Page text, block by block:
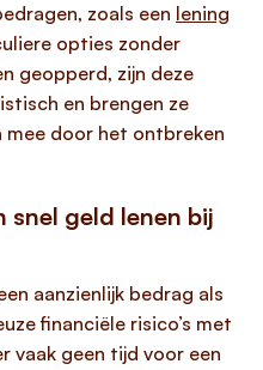
zoals een lening
opties zonder
geopperd, zijn deze
en brengen ze
mee door het ontbreken
snel geld lenen bij
aanzienlijk bedrag als
financiële risico’s met
vaak geen tijd voor een